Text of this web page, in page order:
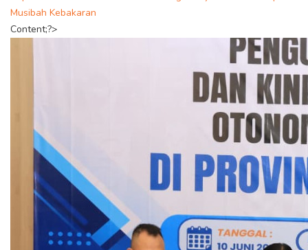
Musibah Kebakaran
Content;?>